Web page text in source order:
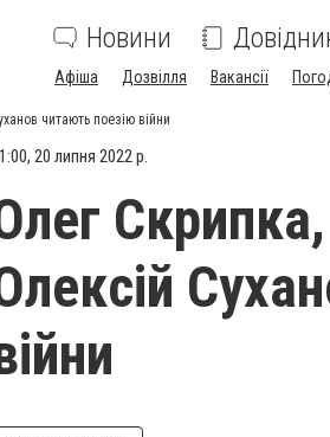
Новини
Афіша Дозвілля Вакансії
читають поезію війни
20 липня 2022 р.